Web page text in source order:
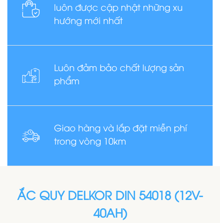
luôn được cập nhật những xu
hướng mới nhất
Luôn đảm bảo chất lượng sản
phẩm
Giao hàng và lắp đặt miễn phí
trong vòng 10km
ẮC QUY DELKOR DIN 54018 (12V-
40AH)